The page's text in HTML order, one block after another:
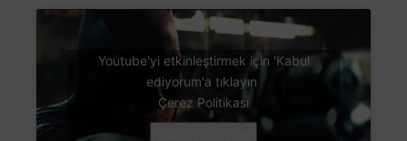
Youtube'yi etkinleştirmek için 'Kabul
ediyorum'a tıklayın
Çerez Politikası